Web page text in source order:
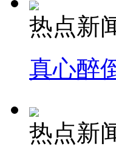
热点新
真心醉
热点新